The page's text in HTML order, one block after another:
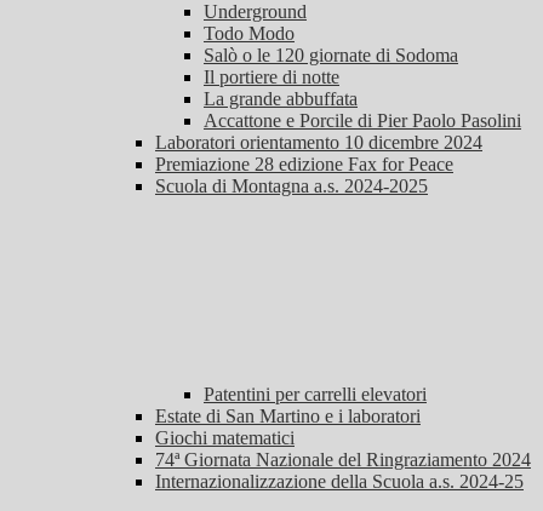
Underground
Todo Modo
Salò o le 120 giornate di Sodoma
Il portiere di notte
La grande abbuffata
Accattone e Porcile di Pier Paolo Pasolini
Laboratori orientamento 10 dicembre 2024
Premiazione 28 edizione Fax for Peace
Scuola di Montagna a.s. 2024-2025
Patentini per carrelli elevatori
Estate di San Martino e i laboratori
Giochi matematici
74ª Giornata Nazionale del Ringraziamento 2024
Internazionalizzazione della Scuola a.s. 2024-25